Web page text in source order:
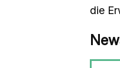
die